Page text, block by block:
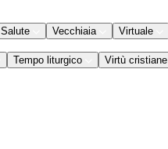
Salute Vecchiaia Virtuale
Tempo liturgico Virtù cristiane